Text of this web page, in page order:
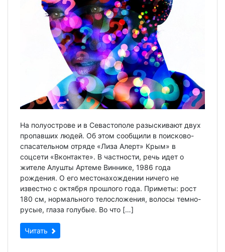
На полуострове и в Севастополе разыскивают двух
пропавших людей. Об этом сообщили в поисково-
спасательном отряде «Лиза Алерт» Крым» в
соцсети «Вконтакте». В частности, речь идет о
жителе Алушты Артеме Виннике, 1986 года
рождения. О его местонахождении ничего не
известно с октября прошлого года. Приметы: рост
180 см, нормального телосложения, волосы темно-
русые, глаза голубые. Во что […]
Читать